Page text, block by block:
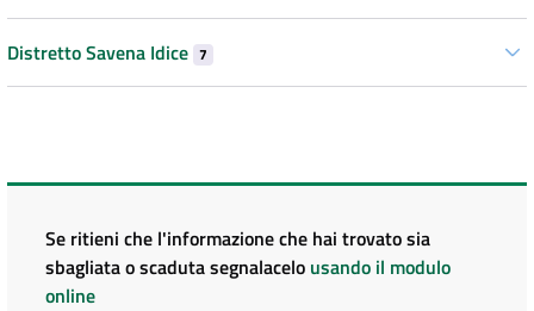
Distretto Savena Idice 7
Se ritieni che l'informazione che hai trovato sia
sbagliata o scaduta segnalacelo usando il modulo
online